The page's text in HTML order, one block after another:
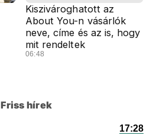
Kiszivároghatott az
About You-n vásárlók
neve, címe és az is, hogy
mit rendeltek
06:48
Friss hírek
17:28